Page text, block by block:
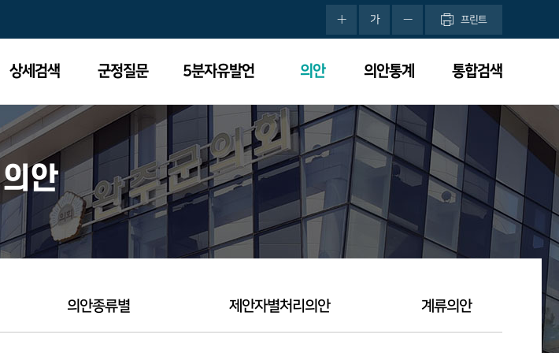
가 프린트
상세검색 군정질문 5분자유발언 의안 의안통계 통합검색
의안
의안종류별 제안자별처리의안 계류의안